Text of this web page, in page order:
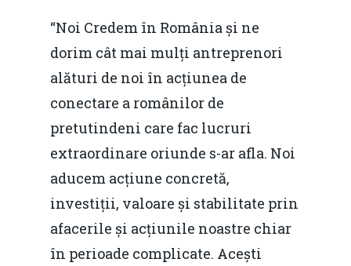
“Noi Credem în România și ne
dorim cât mai mulți antreprenori
alături de noi în acțiunea de
conectare a românilor de
pretutindeni care fac lucruri
extraordinare oriunde s-ar afla. Noi
aducem acțiune concretă,
investiții, valoare și stabilitate prin
afacerile și acțiunile noastre chiar
în perioade complicate. Acești